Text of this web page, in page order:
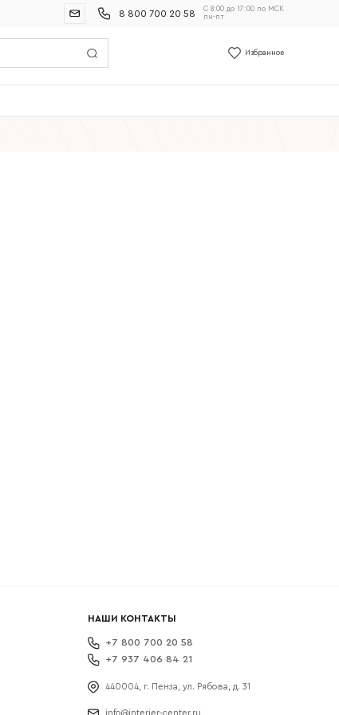
8 800 700 20 58
С 8:00 до 17:00 по МСК
пн-пт
Избранное
НАШИ КОНТАКТЫ
+7 800 700 20 58
+7 937 406 84 21
440004, г. Пенза, ул. Рябова, д. 31
info@interier-center.ru